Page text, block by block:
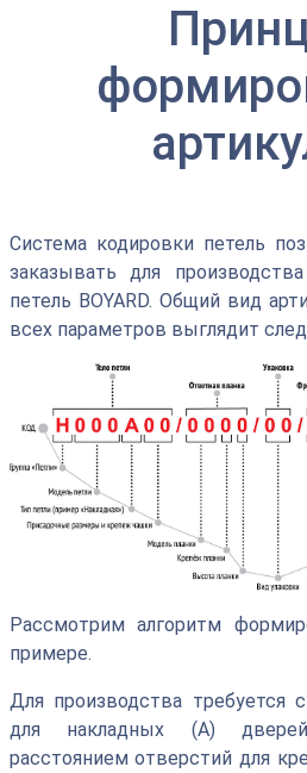
Система кодировки петель
заказывать для
петель BOYARD. Общий вид
всех параметров выглядит
Рассмотрим алгоритм
примере.
Для производства требуется
для накладных (А)
расстоянием отверстий для